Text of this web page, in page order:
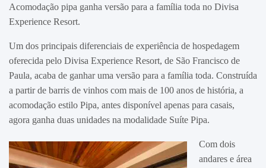
Acomodação pipa ganha versão para a família toda no Divisa
Experience Resort.
Um dos principais diferenciais de experiência de hospedagem
oferecida pelo Divisa Experience Resort, de São Francisco de
Paula, acaba de ganhar uma versão para a família toda. Construída
a partir de barris de vinhos com mais de 100 anos de história, a
acomodação estilo Pipa, antes disponível apenas para casais,
agora ganha duas unidades na modalidade Suíte Pipa.
Com dois
andares e área